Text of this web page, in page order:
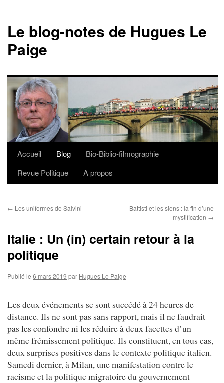
Le blog-notes de Hugues Le
Paige
Aller
Accueil Blog
Bio-Biblio-filmographie
Revue Politique
A propos
← Les uniformes de Salvini
Battisti et les siens : la fin d’une
mystification →
Italie : Un (in) certain retour à la
politique
Publié le 6 mars 2019 par Hugues Le Paige
Les deux événements se sont succédé à 24 heures de
distance. Ils ne sont pas sans rapport, mais il ne faudrait
pas les confondre ni les réduire à deux facettes d’un
même frémissement politique. Ils constituent, en tous cas,
deux surprises positives dans le contexte politique italien.
Samedi dernier, à Milan, une manifestation contre le
racisme et la politique migratoire du gouvernement